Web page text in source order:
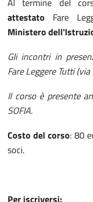
Al termine del
attestato Fare
Ministero
Gli incontri in
Fare Leggere Tutti
Il corso è presente
SOFIA.
Costo del corso: 80
soci.